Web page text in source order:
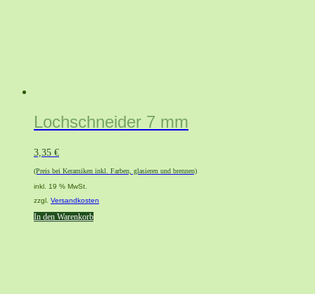
Lochschneider 7 mm
3,35 €
(Preis bei Keramiken inkl. Farben, glasieren und brennen)
inkl. 19 % MwSt.
zzgl. Versandkosten
In den Warenkorb